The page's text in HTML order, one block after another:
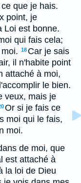
que je hais.
point, je
Loi est bonne.
qui fais cela;
18 Car je sais
il n'habite point
attaché à moi,
le bien.
veux, mais je
Or si je fais ce
moi qui le fais,
moi.
de moi, que
est attaché à
la loi de Dieu